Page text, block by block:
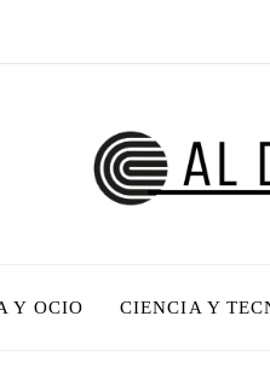
Y OCIO CIENCIA Y